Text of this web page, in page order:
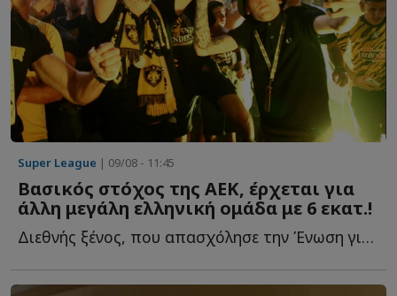
Super League | 09/08 - 11:45
Βασικός στόχος της ΑΕΚ, έρχεται για
άλλη μεγάλη ελληνική ομάδα με 6 εκατ.!
Διεθνής ξένος, που απασχόλησε την Ένωση για δύο καλοκαίρια, α...